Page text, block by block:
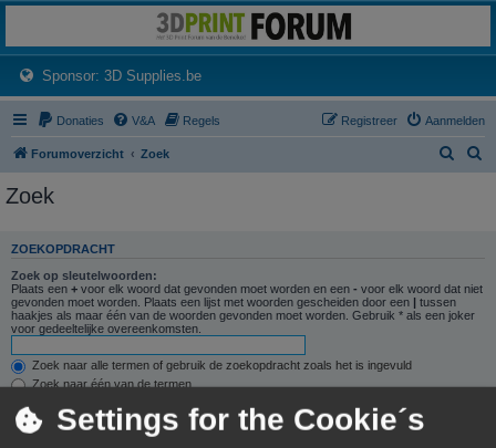
Het 3D print forum van de Benelux na de sluiting van 3dprintforum.nl
Sponsor: 3D Supplies.be(Opens a new tab)
Donaties V&A Regels Aanmelden
Registreer
Forumoverzicht Zoek
Zoek
ZOEKOPDRACHT
Zoek op sleutelwoorden:
Plaats een + voor elk woord dat gevonden moet worden en een - voor elk woord dat niet
gevonden moet worden. Plaats een lijst met woorden gescheiden door een
tussen
haakjes als maar één van de woorden gevonden moet worden. Gebruik * als een joker
voor gedeeltelijke overeenkomsten.
Zoek naar alle termen of gebruik de zoekopdracht zoals het is ingevuld
Zoek naar één van de termen
Zoek naar auteur:
Gebruik * als een joker voor gedeeltelijke overeenkomsten.
Settings for the Cookie´s